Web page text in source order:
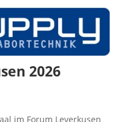
2026
im Forum Leverkusen